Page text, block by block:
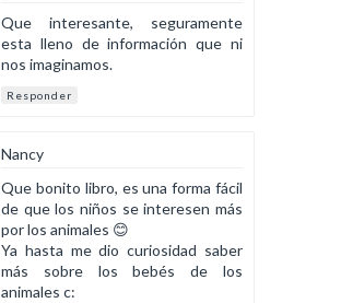
Que interesante, seguramente
esta lleno de información que ni
nos imaginamos.
Responder
Nancy
Que bonito libro, es una forma fácil
de que los niños se interesen más
por los animales 😊
Ya hasta me dio curiosidad saber
más sobre los bebés de los
animales c: